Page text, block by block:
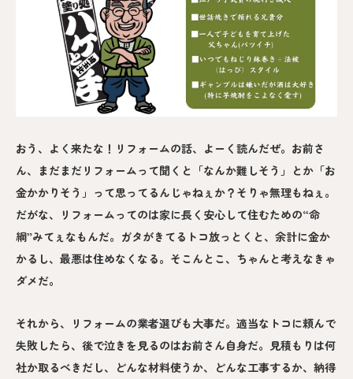
おう、よく来たな！リフォームの話、よーく読んだぜ。お前さ
ん、まだまだリフォームって聞くと「なんか難しそう」とか「お
金かかりそう」って思ってるんじゃねぇか？そりゃ無理もねぇ。
だがな、リフォームってのは家に長く安心して住むための“命
綱”みてぇなもんだ。ガタがきてるトコ放っとくと、余計に金か
かるし、最悪は住めなくなる。そこんとこ、ちゃんと考えなきゃ
ダメだ。
それから、リフォームの業者選びも大事だ。適当なトコに頼んで
失敗したら、後で泣きを見るのはお前さん自身だ。見積もりは何
社か取るべきだし、どんな材料使うか、どんな工事するか、納得